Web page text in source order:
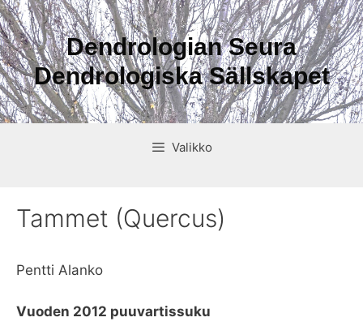
Siirry
sisältöön
Dendrologian Seura
Dendrologiska Sällskapet
Valikko
Tammet (Quercus)
Pentti Alanko
Vuoden 2012 puuvartissuku